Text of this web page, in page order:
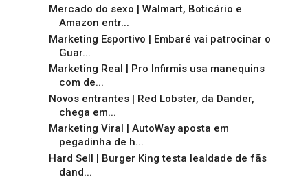
Mercado do sexo | Walmart, Boticário e
Amazon entr...
Marketing Esportivo | Embaré vai patrocinar o
Guar...
Marketing Real | Pro Infirmis usa manequins
com de...
Novos entrantes | Red Lobster, da Dander,
chega em...
Marketing Viral | AutoWay aposta em
pegadinha de h...
Hard Sell | Burger King testa lealdade de fãs
dand...